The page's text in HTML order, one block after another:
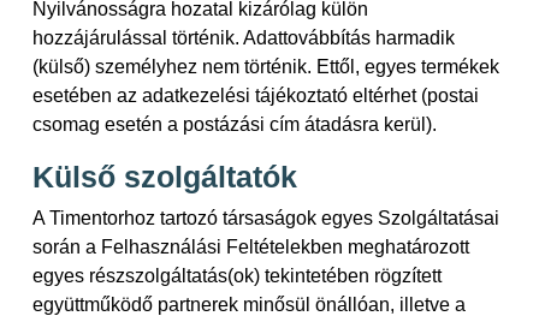
Nyilvánosságra hozatal kizárólag külön
hozzájárulással történik. Adattovábbítás harmadik
(külső) személyhez nem történik. Ettől, egyes termékek
esetében az adatkezelési tájékoztató eltérhet (postai
csomag esetén a postázási cím átadásra kerül).
Külső szolgáltatók
A Timentorhoz tartozó társaságok egyes Szolgáltatásai
során a Felhasználási Feltételekben meghatározott
egyes részszolgáltatás(ok) tekintetében rögzített
együttműködő partnerek minősül önállóan, illetve a